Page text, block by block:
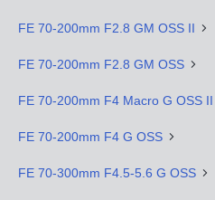
FE 70-200mm F2.8 GM OSS II
FE 70-200mm F2.8 GM OSS
FE 70-200mm F4 Macro G OSS II
FE 70-200mm F4 G OSS
FE 70-300mm F4.5-5.6 G OSS